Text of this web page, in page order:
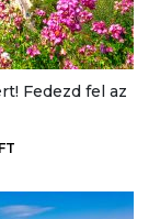
Fedezd fel az